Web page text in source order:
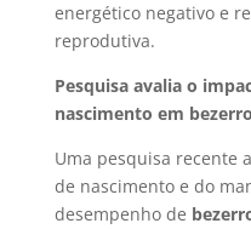
energético negativo e
reprodutiva.
Pesquisa avalia o
nascimento em
Uma pesquisa recente
de nascimento e do
desempenho de